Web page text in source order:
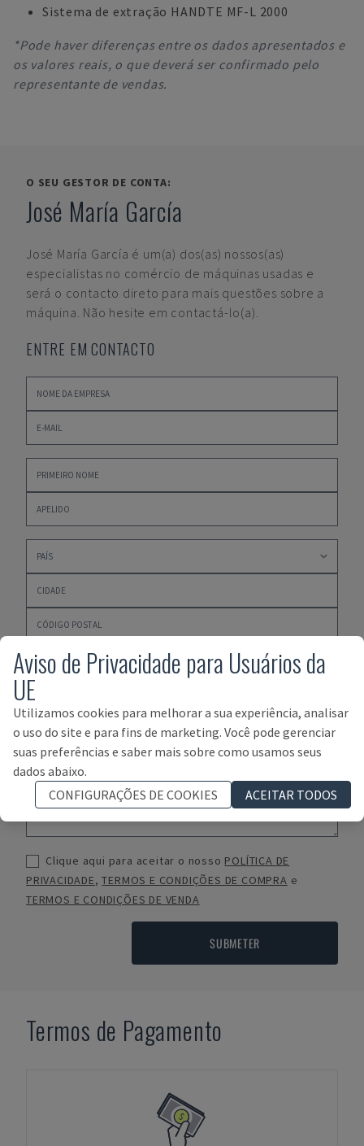
Sistema de extração HANDTE MF-L 2000
*Pode haver diferenças entre os dados apresentados e
os valores reais, o que deverá ser confirmado pelo
representante de vendas.
O SEU GESTOR DE CONTA:
José María García
José María García é um(a) dos(as) nossos(as)
especialistas no comércio de máquinas usadas e
será o contacto direto para mais questões sobre a
máquina. Não hesite em contactá-lo(a).
ENTRE EM CONTACTO
Clique aqui para aceitar o nosso POLÍTICA DE
PRIVACIDADE,TERMOS E CONDIÇÕES DE COMPRA e
TERMOS E CONDIÇÕES DE VENDA
SUBMETER
Termos de Pagamento
Aviso de Privacidade para Usuários da
UE
Utilizamos cookies para melhorar a sua experiência, analisar
o uso do site e para fins de marketing. Você pode gerenciar
suas preferências e saber mais sobre como usamos seus
dados abaixo.
CONFIGURAÇÕES DE COOKIES
ACEITAR TODOS